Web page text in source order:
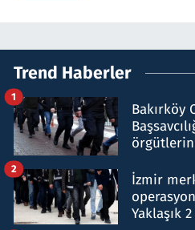
Trend Haberler
Bakırköy
1
İzmir
Yaklaşık
2